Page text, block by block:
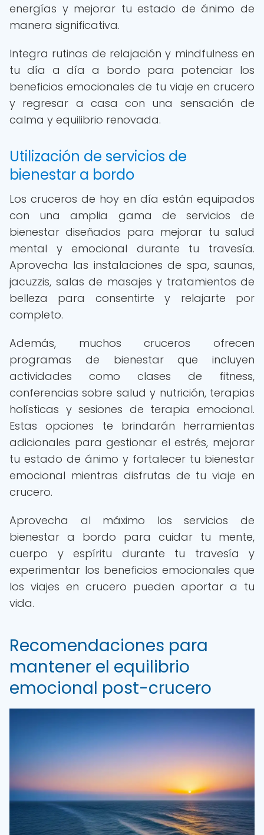
energías y mejorar tu estado de ánimo de
manera significativa.
Integra rutinas de relajación y mindfulness en
tu día a día a bordo para potenciar los
beneficios emocionales de tu viaje en crucero
y regresar a casa con una sensación de
calma y equilibrio renovada.
Utilización de servicios de
bienestar a bordo
Los cruceros de hoy en día están equipados
con una amplia gama de servicios de
bienestar diseñados para mejorar tu salud
mental y emocional durante tu travesía.
Aprovecha las instalaciones de spa, saunas,
jacuzzis, salas de masajes y tratamientos de
belleza para consentirte y relajarte por
completo.
Además, muchos cruceros ofrecen
programas de bienestar que incluyen
actividades como clases de fitness,
conferencias sobre salud y nutrición, terapias
holísticas y sesiones de terapia emocional.
Estas opciones te brindarán herramientas
adicionales para gestionar el estrés, mejorar
tu estado de ánimo y fortalecer tu bienestar
emocional mientras disfrutas de tu viaje en
crucero.
Aprovecha al máximo los servicios de
bienestar a bordo para cuidar tu mente,
cuerpo y espíritu durante tu travesía y
experimentar los beneficios emocionales que
los viajes en crucero pueden aportar a tu
vida.
Recomendaciones para
mantener el equilibrio
emocional post-crucero